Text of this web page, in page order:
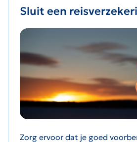
Sluit een
Zorg ervoor dat je goed